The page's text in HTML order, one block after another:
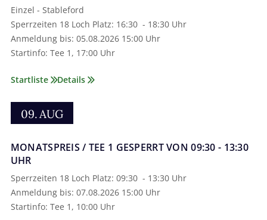
Einzel - Stableford
Sperrzeiten 18 Loch Platz­: 16:30 - 18:30 Uhr
Anmeldung bis­: 05.08.2026 15:00 Uhr
Startinfo­: Tee 1­, 17:00 Uhr
Startliste Details
09. AUG
MONATSPREIS / TEE 1 GESPERRT VON 09:30 - 13:30
UHR
Sperrzeiten 18 Loch Platz­: 09:30 - 13:30 Uhr
Anmeldung bis­: 07.08.2026 15:00 Uhr
Startinfo­: Tee 1­, 10:00 Uhr